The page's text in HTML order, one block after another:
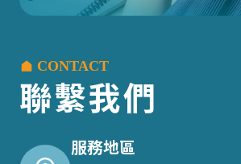
CONTACT
聯繫我們
服務地區